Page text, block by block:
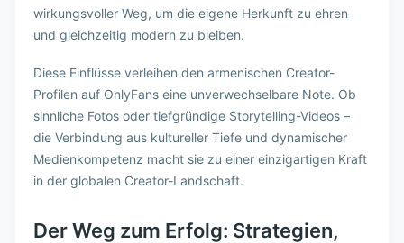
wirkungsvoller Weg, um die eigene Herkunft zu ehren
und gleichzeitig modern zu bleiben.
Diese Einflüsse verleihen den armenischen Creator-
Profilen auf OnlyFans eine unverwechselbare Note. Ob
sinnliche Fotos oder tiefgründige Storytelling-Videos –
die Verbindung aus kultureller Tiefe und dynamischer
Medienkompetenz macht sie zu einer einzigartigen Kraft
in der globalen Creator-Landschaft.
Der Weg zum Erfolg: Strategien,